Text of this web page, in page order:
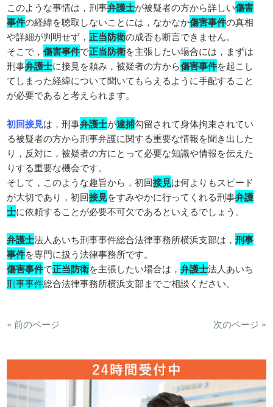
このような事情は，刑事弁護士が被疑者の方から詳しい傷害
事件の経緯を聴取しないことには，なかなか傷害事件の真相
や詳細が判明せず，正当防衛の成否も断言できません。
そこで，傷害事件で正当防衛を主張したい場合には，まずは
刑事弁護士に接見を頼み，被疑者の方から傷害事件を起こし
てしまった経緯について聞いてもらえるように手配すること
が必要であると考えられます。
初回接見は，刑事弁護士が逮捕勾留されて身体拘束されてい
る被疑者の方から刑事弁護に関する重要な情報を聞き出した
り，反対に，被疑者の方にとって必要な知識や情報を伝えた
りする重要な機会です。
そして，このような趣旨から，初回接見は何よりもスピード
が大切であり，初回接見をすみやかに行ってくれる刑事弁護
士に依頼することが必要不可欠であるといえるでしょう。
弁護士法人あいち刑事事件総合法律事務所横浜支部は，刑事
事件を専門に扱う法律事務所です。
傷害事件で正当防衛を主張したい場合は，弁護士法人あいち
刑事事件総合法律事務所横浜支部までご相談ください。
« 前のページ 次のページ »